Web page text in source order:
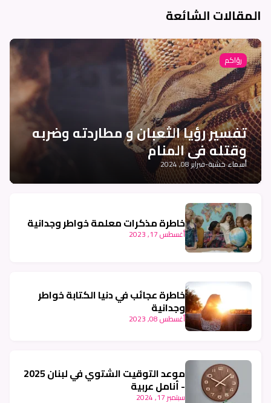
المقالات الشائعة
رؤاكم
تفسير رؤيا الثعبان و مطاردته وضربه
وقتله في المنام
أسماء خشبة-فبراير 08, 2024
خاطرة مذكرات معلمة خواطر وجدانية
أغسطس 17, 2023
خاطرة عجائب في دنيا الكتابة خواطر
وجدانية
أغسطس 08, 2023
موعد التوقيت الشتوي في لبنان 2025
- أنامل عربية
سبتمبر 17, 2024